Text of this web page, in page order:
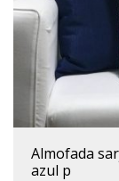
almofada sarja estampa palha
azul p